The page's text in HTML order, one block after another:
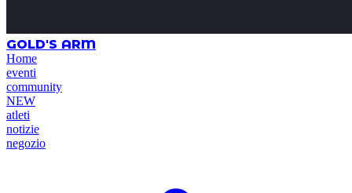
GOLD'S ARM
Home
eventi
community
NEW
atleti
notizie
negozio